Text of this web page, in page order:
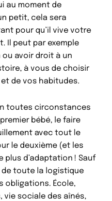
au moment de
petit, cela sera
pour qu’il vive votre
Il peut par exemple
avoir droit à un
à vous de choisir
de vos habitudes.
toutes circonstances
bébé, le faire
avec tout le
le deuxième (et les
plus d’adaptation ! Sauf
toute la logistique
obligations. École,
sociale des aînés,